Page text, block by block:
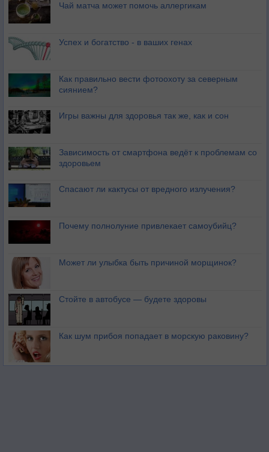
Чай матча может помочь аллергикам
Успех и богатство - в ваших генах
Как правильно вести фотоохоту за северным
сиянием?
Игры важны для здоровья так же, как и сон
Зависимость от смартфона ведёт к проблемам со
здоровьем
Спасают ли кактусы от вредного излучения?
Почему полнолуние привлекает самоубийц?
Может ли улыбка быть причиной морщинок?
Стойте в автобусе — будете здоровы
Как шум прибоя попадает в морскую раковину?